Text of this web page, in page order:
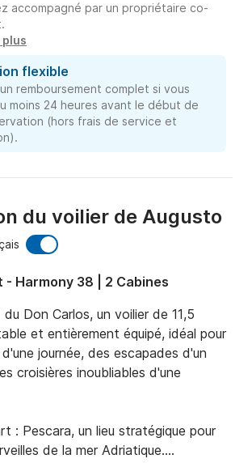
accompagné par un propriétaire co-
plus
flexible
remboursement complet si vous
moins 24 heures avant le début de
(hors frais de service et
du voilier de Augusto
- Harmony 38 | 2 Cabines
Don Carlos, un voilier de 11,5
et entièrement équipé, idéal pour
journée, des escapades d'un
croisières inoubliables d'une
: Pescara, un lieu stratégique pour
de la mer Adriatique.